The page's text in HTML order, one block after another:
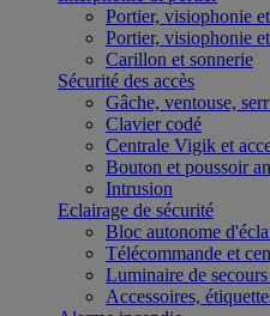
Portier, visiophonie
Portier, visiophonie
Carillon et sonnerie
Sécurité des accès
Gâche, ventouse,
Clavier codé
Centrale Vigik et
Bouton et poussoir
Intrusion
Eclairage de sécurité
Bloc autonome
Télécommande et
Luminaire de
Accessoires,